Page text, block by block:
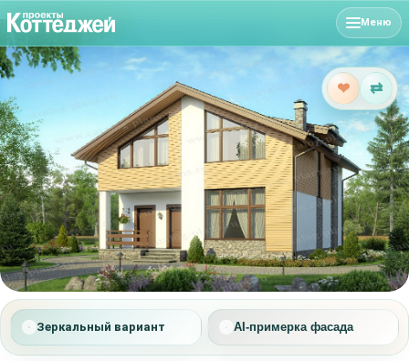
Меню
Зеркальный вариант AI-примерка фасада
❤ ⇄